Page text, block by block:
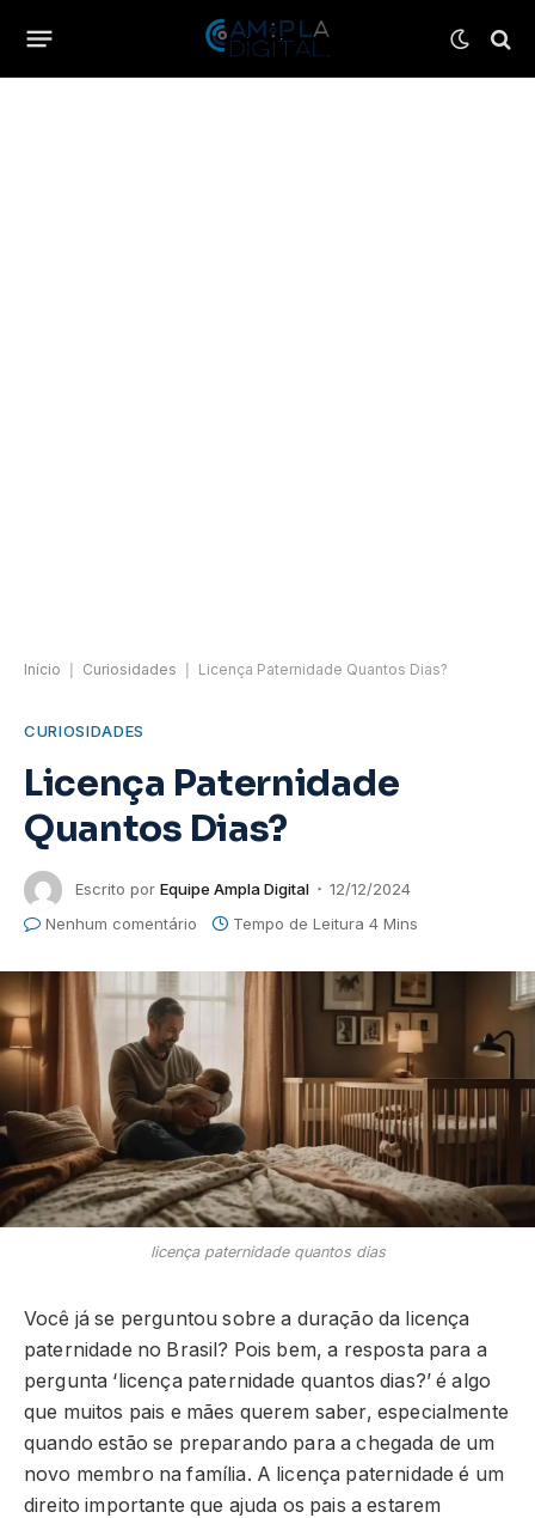
Início Curiosidades Licença Paternidade Quantos Dias?
CURIOSIDADES
Licença Paternidade
Quantos Dias?
Escrito por Equipe Ampla Digital
12/12/2024
Nenhum comentário
Tempo de Leitura 4 Mins
licença paternidade quantos dias
Você já se perguntou sobre a duração da licença
paternidade no Brasil? Pois bem, a resposta para a
pergunta ‘licença paternidade quantos dias?’ é algo
que muitos pais e mães querem saber, especialmente
quando estão se preparando para a chegada de um
novo membro na família. A licença paternidade é um
direito importante que ajuda os pais a estarem